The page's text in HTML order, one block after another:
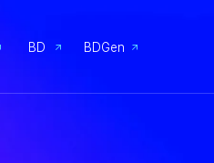
BD BDGen